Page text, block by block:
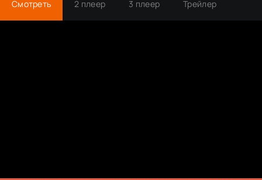
Смотреть 2 плеер 3 плеер Трейлер